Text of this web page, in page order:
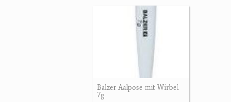
Balzer Aalpose mit Wirbel
7g